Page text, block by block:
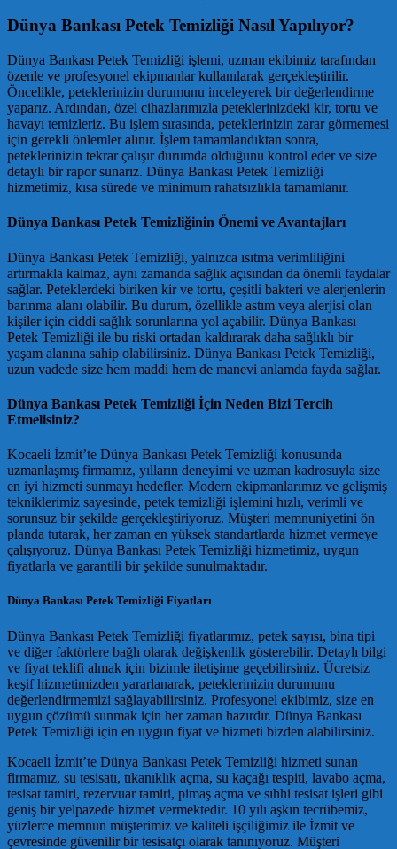
Dünya Bankası Petek Temizliği Nasıl Yapılıyor?
Dünya Bankası Petek Temizliği işlemi, uzman ekibimiz tarafından
özenle ve profesyonel ekipmanlar kullanılarak gerçekleştirilir.
Öncelikle, peteklerinizin durumunu inceleyerek bir değerlendirme
yaparız. Ardından, özel cihazlarımızla peteklerinizdeki kir, tortu ve
havayı temizleriz. Bu işlem sırasında, peteklerinizin zarar görmemesi
için gerekli önlemler alınır. İşlem tamamlandıktan sonra,
peteklerinizin tekrar çalışır durumda olduğunu kontrol eder ve size
detaylı bir rapor sunarız. Dünya Bankası Petek Temizliği
hizmetimiz, kısa sürede ve minimum rahatsızlıkla tamamlanır.
Dünya Bankası Petek Temizliğinin Önemi ve Avantajları
Dünya Bankası Petek Temizliği, yalnızca ısıtma verimliliğini
artırmakla kalmaz, aynı zamanda sağlık açısından da önemli faydalar
sağlar. Peteklerdeki biriken kir ve tortu, çeşitli bakteri ve alerjenlerin
barınma alanı olabilir. Bu durum, özellikle astım veya alerjisi olan
kişiler için ciddi sağlık sorunlarına yol açabilir. Dünya Bankası
Petek Temizliği ile bu riski ortadan kaldırarak daha sağlıklı bir
yaşam alanına sahip olabilirsiniz. Dünya Bankası Petek Temizliği,
uzun vadede size hem maddi hem de manevi anlamda fayda sağlar.
Dünya Bankası Petek Temizliği İçin Neden Bizi Tercih
Etmelisiniz?
Kocaeli İzmit’te Dünya Bankası Petek Temizliği konusunda
uzmanlaşmış firmamız, yılların deneyimi ve uzman kadrosuyla size
en iyi hizmeti sunmayı hedefler. Modern ekipmanlarımız ve gelişmiş
tekniklerimiz sayesinde, petek temizliği işlemini hızlı, verimli ve
sorunsuz bir şekilde gerçekleştiriyoruz. Müşteri memnuniyetini ön
planda tutarak, her zaman en yüksek standartlarda hizmet vermeye
çalışıyoruz. Dünya Bankası Petek Temizliği hizmetimiz, uygun
fiyatlarla ve garantili bir şekilde sunulmaktadır.
Dünya Bankası Petek Temizliği Fiyatları
Dünya Bankası Petek Temizliği fiyatlarımız, petek sayısı, bina tipi
ve diğer faktörlere bağlı olarak değişkenlik gösterebilir. Detaylı bilgi
ve fiyat teklifi almak için bizimle iletişime geçebilirsiniz. Ücretsiz
keşif hizmetimizden yararlanarak, peteklerinizin durumunu
değerlendirmemizi sağlayabilirsiniz. Profesyonel ekibimiz, size en
uygun çözümü sunmak için her zaman hazırdır. Dünya Bankası
Petek Temizliği için en uygun fiyat ve hizmeti bizden alabilirsiniz.
Kocaeli İzmit’te Dünya Bankası Petek Temizliği hizmeti sunan
firmamız, su tesisatı, tıkanıklık açma, su kaçağı tespiti, lavabo açma,
tesisat tamiri, rezervuar tamiri, pimaş açma ve sıhhi tesisat işleri gibi
geniş bir yelpazede hizmet vermektedir. 10 yılı aşkın tecrübemiz,
yüzlerce memnun müşterimiz ve kaliteli işçiliğimiz ile İzmit ve
çevresinde güvenilir bir tesisatçı olarak tanınıyoruz. Müşteri